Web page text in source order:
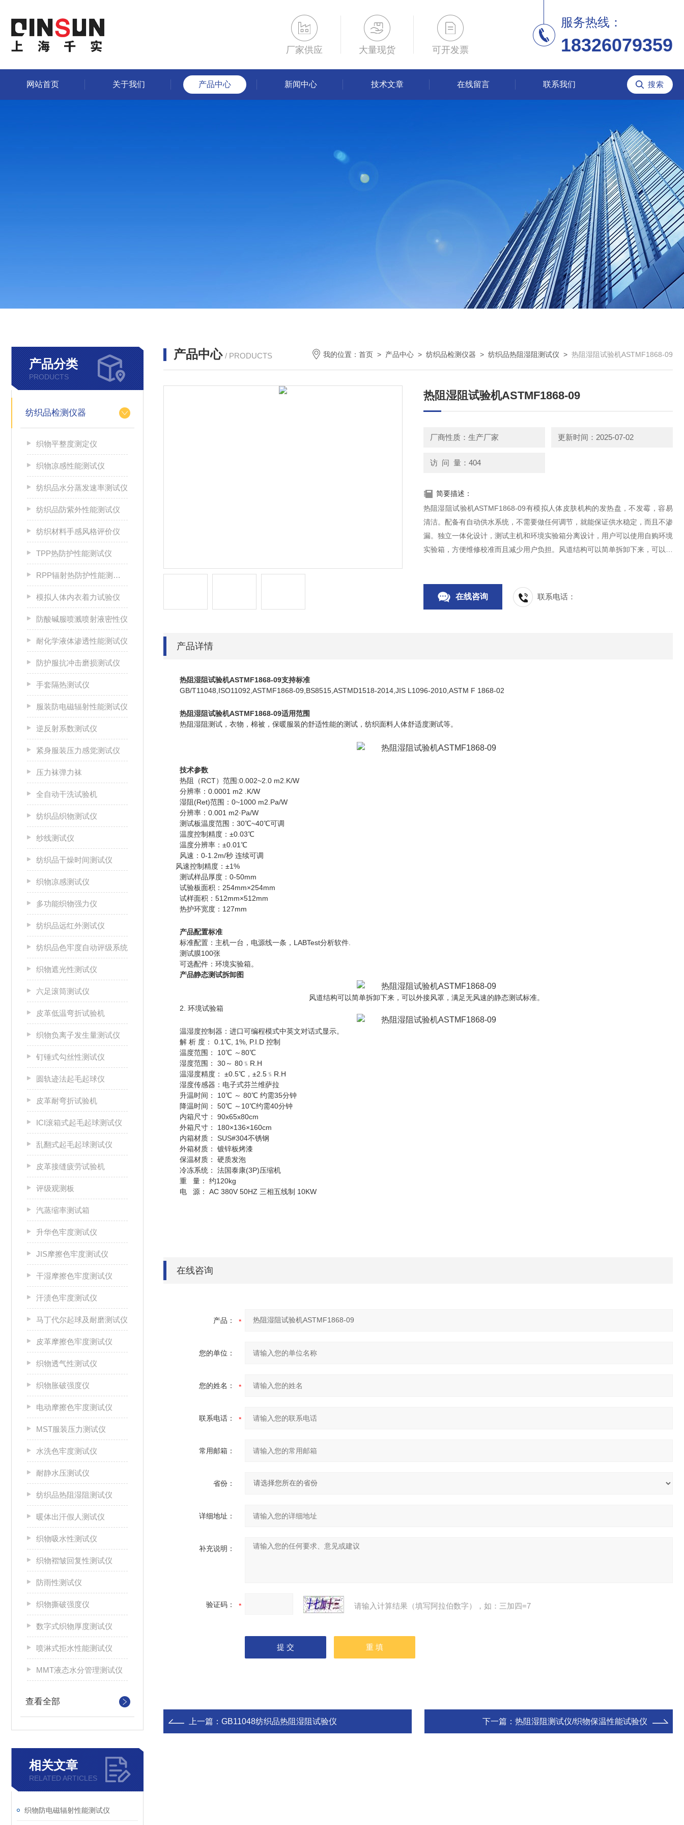
厂家供应 大量现货 可开发票
服务热线：
18326079359
网站首页 关于我们 产品中心 新闻中心 技术文章 在线留言 联系我们
产品分类
PRODUCTS
纺织品检测仪器
织物平整度测定仪
织物凉感性能测试仪
纺织品水分蒸发速率测试仪
纺织品防紫外性能测试仪
纺织材料手感风格评价仪
TPP热防护性能测试仪
RPP辐射热防护性能测试仪
模拟人体内衣着力试验仪
防酸碱服喷溅喷射液密性仪
耐化学液体渗透性能测试仪
防护服抗冲击磨损测试仪
手套隔热测试仪
服装防电磁辐射性能测试仪
逆反射系数测试仪
紧身服装压力感觉测试仪
压力袜弹力袜
全自动干洗试验机
纺织品织物测试仪
纱线测试仪
纺织品干燥时间测试仪
织物凉感测试仪
多功能织物强力仪
纺织品远红外测试仪
纺织品色牢度自动评级系统
织物遮光性测试仪
六足滚筒测试仪
皮革低温弯折试验机
织物负离子发生量测试仪
钉锤式勾丝性测试仪
圆轨迹法起毛起球仪
皮革耐弯折试验机
ICI滚箱式起毛起球测试仪
乱翻式起毛起球测试仪
皮革接缝疲劳试验机
评级观测板
汽蒸缩率测试箱
升华色牢度测试仪
JIS摩擦色牢度测试仪
干湿摩擦色牢度测试仪
汗渍色牢度测试仪
马丁代尔起球及耐磨测试仪
皮革摩擦色牢度测试仪
织物透气性测试仪
织物胀破强度仪
电动摩擦色牢度测试仪
MST服装压力测试仪
水洗色牢度测试仪
耐静水压测试仪
纺织品热阻湿阻测试仪
暖体出汗假人测试仪
织物吸水性测试仪
织物褶皱回复性测试仪
防雨性测试仪
织物撕破强度仪
数字式织物厚度测试仪
喷淋式拒水性能测试仪
MMT液态水分管理测试仪
查看全部
相关文章
RELATED ARTICLES
织物防电磁辐射性能测试仪
产品中心 / PRODUCTS 我的位置： 首页 > 产品中心 > 纺织品检测仪器 > 纺织品热阻湿阻测试仪 > 热阻湿阻试验机ASTMF1868-09
热阻湿阻试验机ASTMF1868-09
厂商性质：生产厂家 更新时间：2025-07-02
访 问 量：404
简要描述：
热阻湿阻试验机ASTMF1868-09有模拟人体皮肤机构的发热盘，不发霉，容易
清洁。配备有自动供水系统，不需要做任何调节，就能保证供水稳定，而且不渗
漏。独立一体化设计，测试主机和环境实验箱分离设计，用户可以使用自购环境
实验箱，方便维修校准而且减少用户负担。风道结构可以简单拆卸下来，可以外
在线咨询 联系电话：
产品详情
热阻湿阻试验机ASTMF1868-09支持标准
GB/T11048,ISO11092,ASTMF1868-09,BS8515,ASTMD1518-2014,JIS L1096-2010,ASTM F 1868-02
热阻湿阻试验机ASTMF1868-09适用范围
热阻湿阻测试，衣物，棉被，保暖服装的舒适性能的测试，纺织面料人体舒适度测试等。
技术参数
热阻（RCT）范围:0.002~2.0 m2.K/W
分辨率：0.0001 m2 .K/W
湿阻(Ret)范围：0~1000 m2.Pa/W
分辨率：0.001 m2·Pa/W
测试板温度范围：30℃~40℃可调
温度控制精度：±0.03℃
温度分辨率：±0.01℃
风速：0-1.2m/秒 连续可调
风速控制精度：±1%
测试样品厚度：0-50mm
试验板面积：254mm×254mm
试样面积：512mm×512mm
热护环宽度：127mm
产品配置标准
标准配置：主机一台，电源线一条，LABTest分析软件.
测试膜100张
可选配件：环境实验箱。
产品静态测试拆卸图
风道结构可以简单拆卸下来，可以外接风罩，满足无风速的静态测试标准。
2. 环境试验箱
温湿度控制器：进口可编程模式中英文对话式显示。
解 析 度： 0.1℃, 1%, P.I.D 控制
温度范围： 10℃ ～80℃
湿度范围： 30～ 80﹪R.H
温湿度精度： ±0.5℃，±2.5﹪R.H
湿度传感器：电子式芬兰维萨拉
升温时间： 10℃ ～ 80℃ 约需35分钟
降温时间： 50℃ ～10℃约需40分钟
内箱尺寸： 90x65x80cm
外箱尺寸： 180×136×160cm
内箱材质： SUS#304不锈钢
外箱材质： 镀锌板烤漆
保温材质： 硬质发泡
冷冻系统： 法国泰康(3P)压缩机
重 量： 约120kg
电 源： AC 380V 50HZ 三相五线制 10KW
在线咨询
产品：
您的单位：
您的姓名：
联系电话：
常用邮箱：
省份：
详细地址：
补充说明：
验证码： 请输入计算结果（填写阿拉伯数字），如：三加四=7
上一篇： GB11048纺织品热阻湿阻试验仪 下一篇： 热阻湿阻测试仪/织物保温性能试验仪